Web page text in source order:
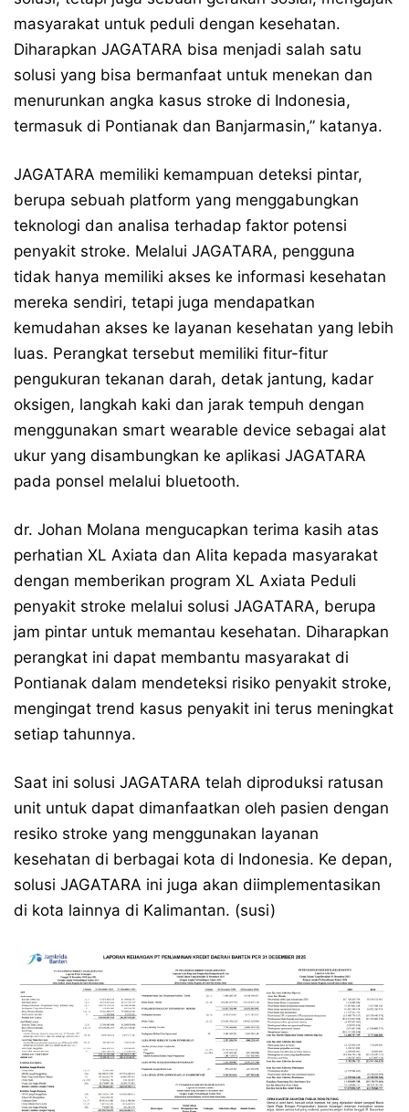
masyarakat untuk peduli dengan kesehatan.
Diharapkan JAGATARA bisa menjadi salah satu
solusi yang bisa bermanfaat untuk menekan dan
menurunkan angka kasus stroke di Indonesia,
termasuk di Pontianak dan Banjarmasin,” katanya.
JAGATARA memiliki kemampuan deteksi pintar,
berupa sebuah platform yang menggabungkan
teknologi dan analisa terhadap faktor potensi
penyakit stroke. Melalui JAGATARA, pengguna
tidak hanya memiliki akses ke informasi kesehatan
mereka sendiri, tetapi juga mendapatkan
kemudahan akses ke layanan kesehatan yang lebih
luas. Perangkat tersebut memiliki fitur-fitur
pengukuran tekanan darah, detak jantung, kadar
oksigen, langkah kaki dan jarak tempuh dengan
menggunakan smart wearable device sebagai alat
ukur yang disambungkan ke aplikasi JAGATARA
pada ponsel melalui bluetooth.
dr. Johan Molana mengucapkan terima kasih atas
perhatian XL Axiata dan Alita kepada masyarakat
dengan memberikan program XL Axiata Peduli
penyakit stroke melalui solusi JAGATARA, berupa
jam pintar untuk memantau kesehatan. Diharapkan
perangkat ini dapat membantu masyarakat di
Pontianak dalam mendeteksi risiko penyakit stroke,
mengingat trend kasus penyakit ini terus meningkat
setiap tahunnya.
Saat ini solusi JAGATARA telah diproduksi ratusan
unit untuk dapat dimanfaatkan oleh pasien dengan
resiko stroke yang menggunakan layanan
kesehatan di berbagai kota di Indonesia. Ke depan,
solusi JAGATARA ini juga akan diimplementasikan
di kota lainnya di Kalimantan. (susi)